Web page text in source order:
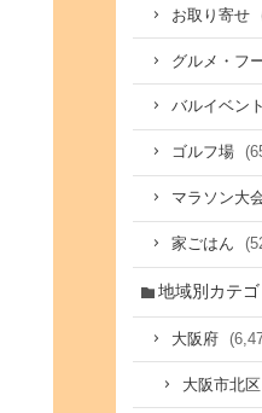
お取り寄せ
グルメ・フ
バルイベント
ゴルフ場
マラソン大
家ごはん
地域別カテ
大阪府
大阪市北区